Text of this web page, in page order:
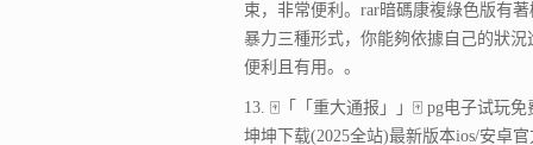
束，非常便利。rar暗碼康複綠色版有
暴力三種形式，你能夠依據自己的狀
便利且有用。。
13. 🀄「「重大通报」」🀄 pg电子试玩
坤坤下载(2025全站)最新版本ios/安卓